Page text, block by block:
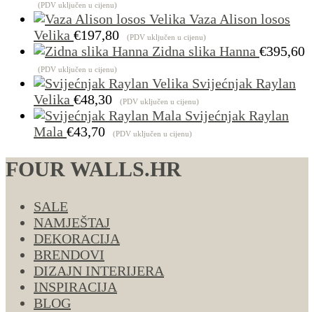
od
do
(PDV uključen u cijenu)
Vaza Alison losos
Velika €197,80 (PDV uključen u cijenu)
Zidna slika Hanna €395,60
(PDV uključen u cijenu)
Svijećnjak Raylan
Velika €48,30 (PDV uključen u cijenu)
Svijećnjak Raylan
Mala €43,70 (PDV uključen u cijenu)
FOUR WALLS.HR
SALE
NAMJEŠTAJ
DEKORACIJA
BRENDOVI
DIZAJN INTERIJERA
INSPIRACIJA
BLOG